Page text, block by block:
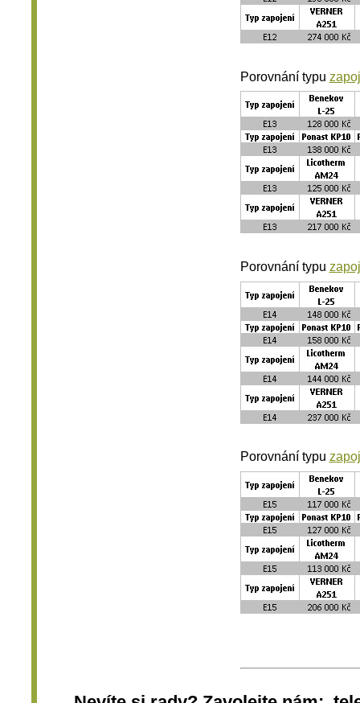
Porovnání typu
Porovnání typu
Porovnání typu